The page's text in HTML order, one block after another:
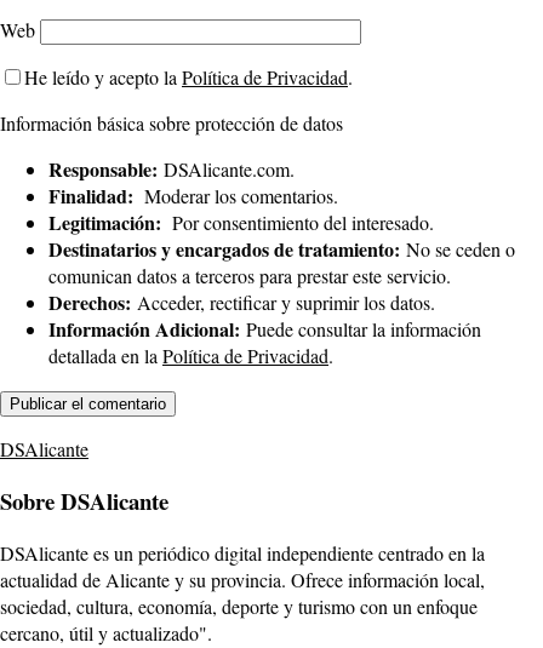
Web
He leído y acepto la Política de Privacidad.
Información básica sobre protección de datos
Responsable: DSAlicante.com.
Finalidad: Moderar los comentarios.
Legitimación: Por consentimiento del interesado.
Destinatarios y encargados de tratamiento: No se ceden o
comunican datos a terceros para prestar este servicio.
Derechos: Acceder, rectificar y suprimir los datos.
Información Adicional: Puede consultar la información
detallada en la Política de Privacidad.
DSAlicante
Sobre DSAlicante
DSAlicante es un periódico digital independiente centrado en la
actualidad de Alicante y su provincia. Ofrece información local,
sociedad, cultura, economía, deporte y turismo con un enfoque
cercano, útil y actualizado".